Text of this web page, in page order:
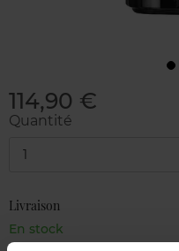
114,90 €
Quantité
1
Livraison
En stock